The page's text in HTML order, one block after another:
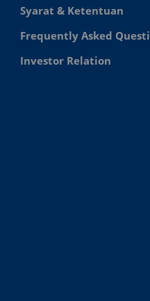
Syarat & Ketentuan
Frequently Asked
Investor Relation